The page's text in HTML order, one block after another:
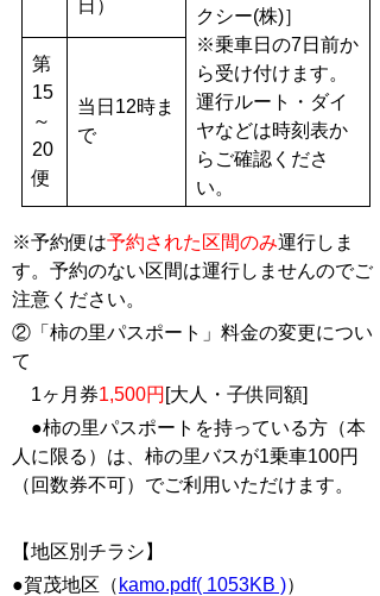
日）
クシー(株)］
※乗車日の7日前か
ら受け付けます。
運行ルート・ダイ
ヤなどは時刻表か
らご確認くださ
い。
第
15
～
20
便
当日12時ま
で
※予約便は予約された区間のみ運行しま
す。予約のない区間は運行しませんのでご
注意ください。
②「柿の里パスポート」料金の変更につい
て
1ヶ月券1,500円 [大人・子供同額]
●柿の里パスポートを持っている方（本
人に限る）は、柿の里バスが1乗車100円
（回数券不可）でご利用いただけます。
【地区別チラシ】
●賀茂地区（ kamo.pdf( 1053KB )）